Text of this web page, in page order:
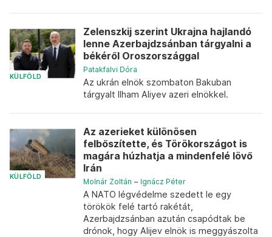
KÜLFÖLD
Zelenszkij szerint Ukrajna hajlandó
lenne Azerbajdzsánban tárgyalni a
békéről Oroszországgal
Patakfalvi Dóra
Az ukrán elnök szombaton Bakuban
tárgyalt Ilham Aliyev azeri elnökkel.
KÜLFÖLD
Az azerieket különösen
felbőszítette, és Törökországot is
magára húzhatja a mindenfelé lövő
Irán
Molnár Zoltán – Ignácz Péter
A NATO légvédelme szedett le egy
törökök felé tartó rakétát,
Azerbajdzsánban azután csapódtak be
drónok, hogy Alijev elnök is meggyászolta